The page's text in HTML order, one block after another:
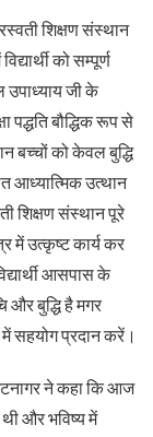
शिक्षण संस्थान
को सम्पूर्ण
जी के
पद्धति बौद्धिक रूप से
बच्चों को केवल बुद्धि
आध्यात्मिक उत्थान
शिक्षण संस्थान पूरे
में उत्कृष्ट कार्य कर
आसपास के
और बुद्धि है मगर
सहयोग प्रदान करें।
भटनागर ने कहा कि आज
और भविष्य में